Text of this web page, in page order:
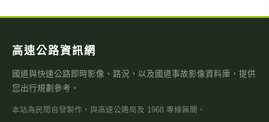
高速公路資訊網
國道與快速公路即時影像、路況，以及國道事故影像資料庫，提供
您出行規劃參考。
本站為民間自發製作，與高速公路局及 1968 專線無關。